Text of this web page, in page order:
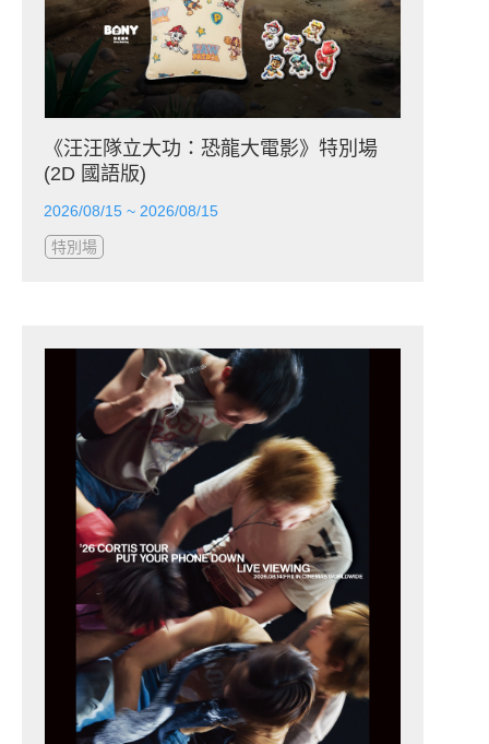
《汪汪隊立大功：恐龍大電影》特別場
(2D 國語版)
2026/08/15 ~ 2026/08/15
特別場